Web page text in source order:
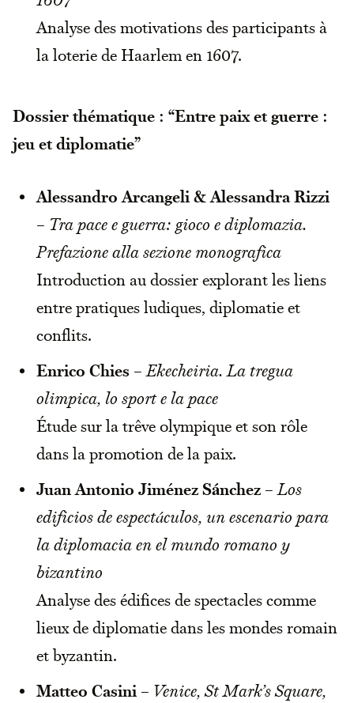
Analyse des motivations des participants à
la loterie de Haarlem en 1607.
Dossier thématique : “Entre paix et guerre :
jeu et diplomatie”
Alessandro Arcangeli & Alessandra Rizzi
– Tra pace e guerra: gioco e diplomazia.
Prefazione alla sezione monografica
Introduction au dossier explorant les liens
entre pratiques ludiques, diplomatie et
conflits.
Enrico Chies – Ekecheiria. La tregua
olimpica, lo sport e la pace
Étude sur la trêve olympique et son rôle
dans la promotion de la paix.
Juan Antonio Jiménez Sánchez – Los
edificios de espectáculos, un escenario para
la diplomacia en el mundo romano y
bizantino
Analyse des édifices de spectacles comme
lieux de diplomatie dans les mondes romain
et byzantin.
Matteo Casini – Venice, St Mark’s Square,